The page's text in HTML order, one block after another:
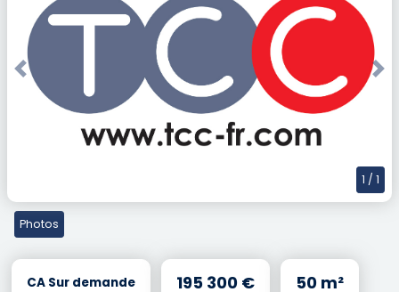
Previous
1 / 1
Photos
CA Sur demande 195 300 € 50 m²